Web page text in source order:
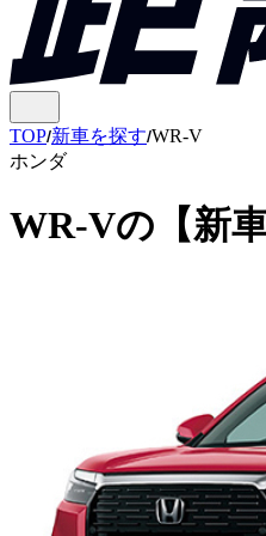
TOP 新車を探す WR-V
ホンダ
WR-Vの 【新